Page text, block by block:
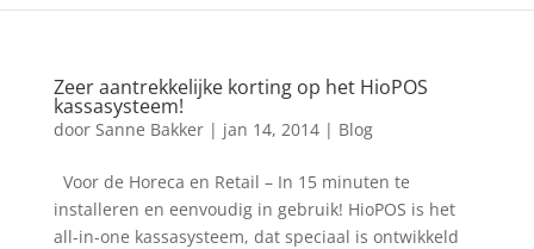
Zeer aantrekkelijke korting op het HioPOS
kassasysteem!
door Sanne Bakker| jan 14, 2014| Blog
Voor de Horeca en Retail – In 15 minuten te
installeren en eenvoudig in gebruik! HioPOS is het
all-in-one kassasysteem, dat speciaal is ontwikkeld